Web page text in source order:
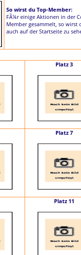
So wirst du Top-Member:
FÃ¼r einige Aktionen in der
Member gesammelt, so wirst
auch auf der Startseite zu
Platz 3
Platz 7
Platz 11